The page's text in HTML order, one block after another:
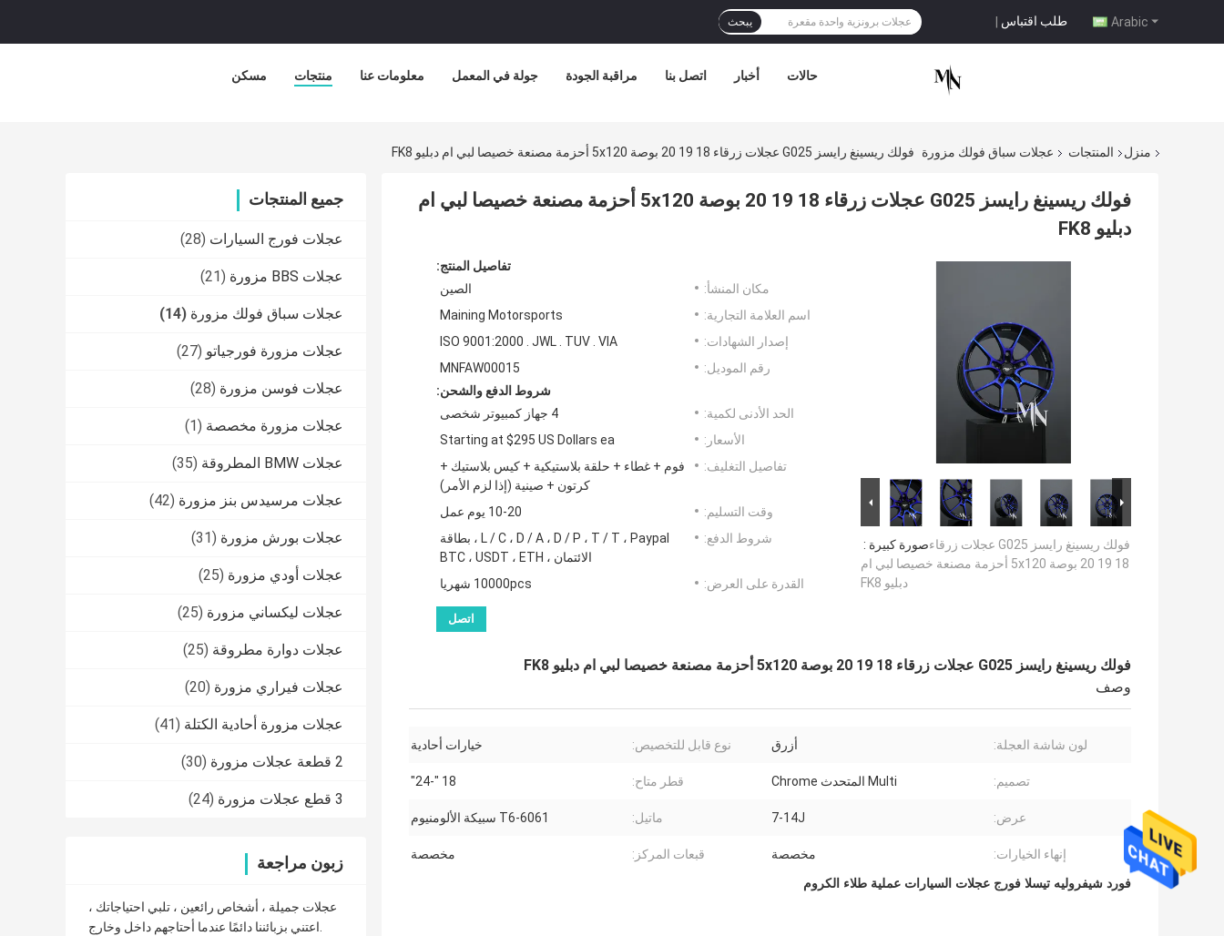
Arabic طلب اقتباس | يبحث
مسكن منتجات معلومات عنا جولة في المعمل مراقبة الجودة اتصل بنا أخبار حالات
منزل المنتجات عجلات سباق فولك مزورة فولك ريسينغ رايسز G025 عجلات زرقاء 18 19 20 بوصة 5x120 أحزمة مصنعة خصيصا لبي ام دبليو FK8
جميع المنتجات
عجلات فورج السيارات (28)
عجلات BBS مزورة (21)
عجلات سباق فولك مزورة (14)
عجلات مزورة فورجياتو (27)
عجلات فوسن مزورة (28)
عجلات مزورة مخصصة (1)
عجلات BMW المطروقة (35)
عجلات مرسيدس بنز مزورة (42)
عجلات بورش مزورة (31)
عجلات أودي مزورة (25)
عجلات ليكساني مزورة (25)
عجلات دوارة مطروقة (25)
عجلات فيراري مزورة (20)
عجلات مزورة أحادية الكتلة (41)
2 قطعة عجلات مزورة (30)
3 قطع عجلات مزورة (24)
زبون مراجعة
عجلات جميلة ، أشخاص رائعين ، تلبي احتياجاتك ،
اعتني بزبائننا دائمًا عندما أحتاجهم داخل وخارج.
فولك ريسينغ رايسز G025 عجلات زرقاء 18 19 20 بوصة 5x120 أحزمة مصنعة خصيصا لبي ام
دبليو FK8
صورة كبيرة :فولك ريسينغ رايسز G025 عجلات زرقاء
18 19 20 بوصة 5x120 أحزمة مصنعة خصيصا لبي ام
دبليو FK8
تفاصيل المنتج:
مكان المنشأ:
الصين
اسم العلامة التجارية:
Maining Motorsports
إصدار الشهادات:
ISO 9001:2000 . JWL . TUV . VIA
رقم الموديل:
MNFAW00015
شروط الدفع والشحن:
الحد الأدنى لكمية:
4 جهاز كمبيوتر شخصى
الأسعار:
Starting at $295 US Dollars ea
تفاصيل التغليف:
فوم + غطاء + حلقة بلاستيكية + كيس بلاستيك +
كرتون + صينية (إذا لزم الأمر)
وقت التسليم:
10-20 يوم عمل
شروط الدفع:
L / C ، D / A ، D / P ، T / T ، Paypal ، بطاقة
الائتمان ، BTC ، USDT ، ETH
القدرة على العرض:
10000pcs شهريا
اتصل
فولك ريسينغ رايسز G025 عجلات زرقاء 18 19 20 بوصة 5x120 أحزمة مصنعة خصيصا لبي ام دبليو FK8
وصف
لون شاشة العجلة: أزرق نوع قابل للتخصيص: خيارات أحادية
تصميم: Multi المتحدث Chrome قطر متاح: 18 "-24"
عرض: 7-14J ماتيل: 6061-T6 سبيكة الألومنيوم
إنهاء الخيارات: مخصصة قبعات المركز:
مخصصة
فورد شيفروليه تيسلا فورج عجلات السيارات عملية طلاء الكروم